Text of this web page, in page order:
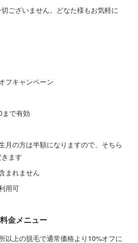
ございません。どなた様もお気軽に
フキャンペーン
で有効
月の方は半額になりますので、そちら
ます
まれません
用可
金メニュー
以上の脱毛で通常価格より10%オフに